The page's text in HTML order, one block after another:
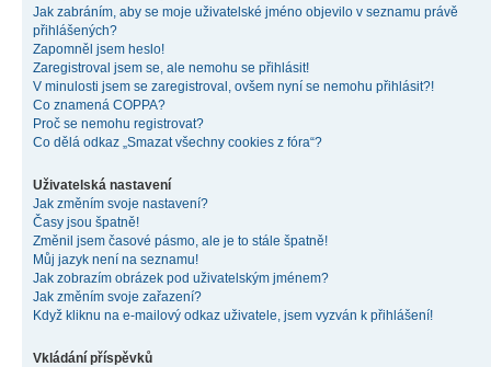
Jak zabráním, aby se moje uživatelské jméno objevilo v seznamu právě
přihlášených?
Zapomněl jsem heslo!
Zaregistroval jsem se, ale nemohu se přihlásit!
V minulosti jsem se zaregistroval, ovšem nyní se nemohu přihlásit?!
Co znamená COPPA?
Proč se nemohu registrovat?
Co dělá odkaz „Smazat všechny cookies z fóra“?
Uživatelská nastavení
Jak změním svoje nastavení?
Časy jsou špatně!
Změnil jsem časové pásmo, ale je to stále špatně!
Můj jazyk není na seznamu!
Jak zobrazím obrázek pod uživatelským jménem?
Jak změním svoje zařazení?
Když kliknu na e-mailový odkaz uživatele, jsem vyzván k přihlášení!
Vkládání příspěvků